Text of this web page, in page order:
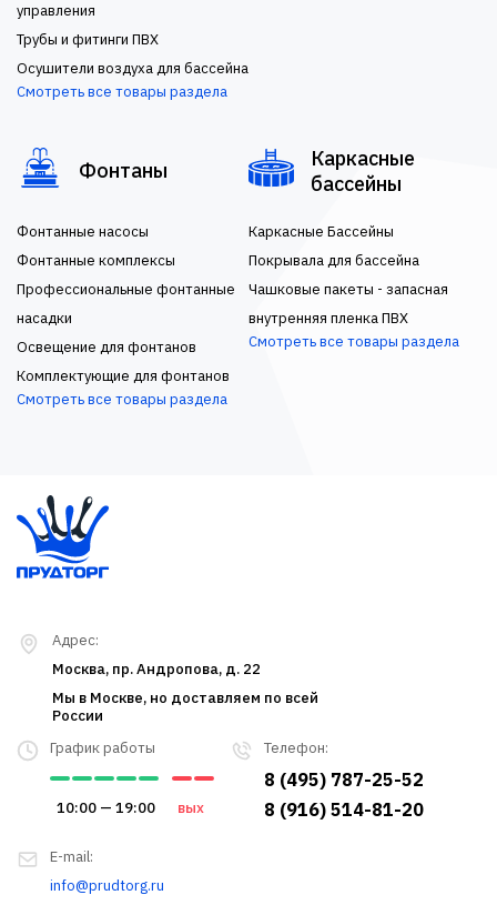
управления
Трубы и фитинги ПВХ
Осушители воздуха для бассейна
Смотреть все товары раздела
Фонтаны
Фонтанные насосы
Фонтанные комплексы
Профессиональные фонтанные
насадки
Освещение для фонтанов
Комплектующие для фонтанов
Смотреть все товары раздела
Каркасные
бассейны
Каркасные Бассейны
Покрывала для бассейна
Чашковые пакеты - запасная
внутренняя пленка ПВХ
Смотреть все товары раздела
Телефон:
8 (495) 787-25-52
8 (916) 514-81-20
График работы
10:00 — 19:00 вых
E-mail:
info@prudtorg.ru
Адрес:
Москва, пр. Андропова, д. 22
Мы в Москве, но доставляем по всей
России